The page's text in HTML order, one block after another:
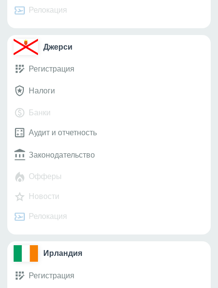
Релокация
Джерси
Регистрация
Налоги
Банки
Аудит и отчетность
Законодательство
Офферы
Новости
Релокация
Ирландия
Регистрация